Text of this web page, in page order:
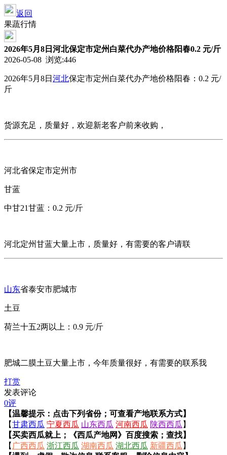
返回
果蔬行情
2026年5月8日河北保定市定州白菜代办产地价格阳春0.2 元/斤
2026-05-08 浏览:446
2026年5月8日 河北保定市定州 白菜代办产地价格阳春：0.2 元/
斤
货源充足，质量好，欢迎新老客户前来收购，
河北省保定市定州市
甘蓝
中甘21甘蓝：0.2 元/斤
河北定州甘蓝大量上市，质量好，有需要的客户请联
山东省泰安市肥城市
土豆
荷兰十五2两以上：0.9 元/斤
肥城二膜土豆大量上市，今年质量很好，有需要的联系我
打赏
发表评论
0评
【温馨提示：点击下列省份；可查看产地联系方式】
【甘肃西瓜 宁夏西瓜 山东西瓜 河南西瓜 陕西西瓜 】
【买卖西瓜就上；《西瓜产地网》百度搜索；查找】
【 广西西瓜 浙江西瓜 湖南西瓜 湖北西瓜 新疆西瓜 】